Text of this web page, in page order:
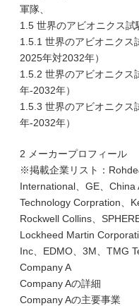
軍隊、
1.5 世界のアビオニクス
1.5.1 世界のアビオニクス
2025年対2032年）
1.5.2 世界のアビオニクス
年-2032年）
1.5.3 世界のアビオニクス
年-2032年）
2 メーカープロフィール
※掲載企業リスト：
International、GE、
Technology Corpration、
Rockwell Collins、
Lockheed Martin
Inc、EDMO、3M、TMG
Company A
Company Aの詳細
Company Aの主要事業